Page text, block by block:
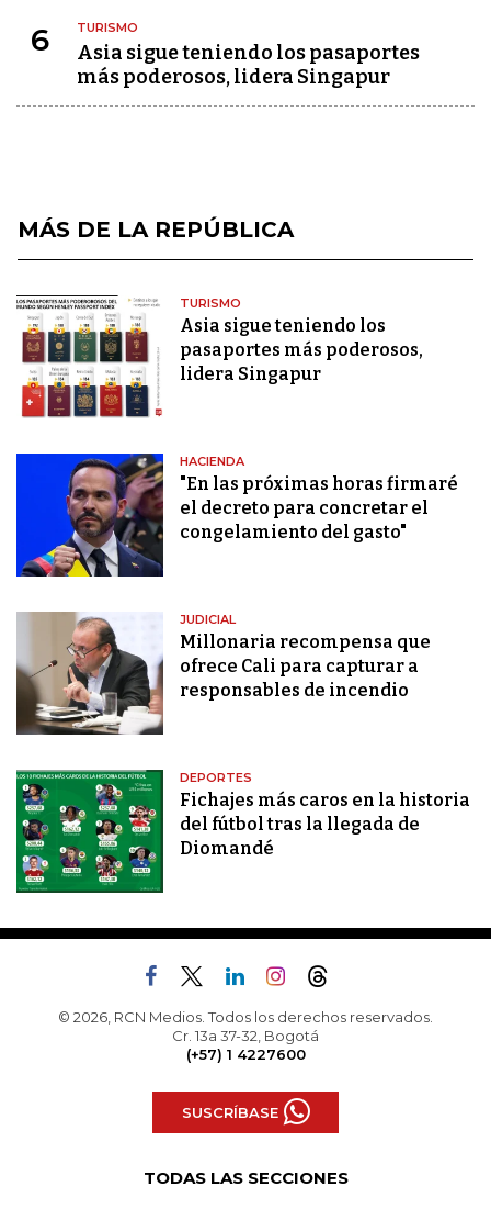
6 TURISMO
Asia sigue teniendo los pasaportes
más poderosos, lidera Singapur
MÁS DE LA REPÚBLICA
TURISMO
Asia sigue teniendo los
pasaportes más poderosos,
lidera Singapur
HACIENDA
"En las próximas horas firmaré
el decreto para concretar el
congelamiento del gasto"
JUDICIAL
Millonaria recompensa que
ofrece Cali para capturar a
responsables de incendio
DEPORTES
Fichajes más caros en la historia
del fútbol tras la llegada de
Diomandé
© 2026, RCN Medios. Todos los derechos reservados.
Cr. 13a 37-32, Bogotá
(+57) 1 4227600
SUSCRÍBASE
TODAS LAS SECCIONES